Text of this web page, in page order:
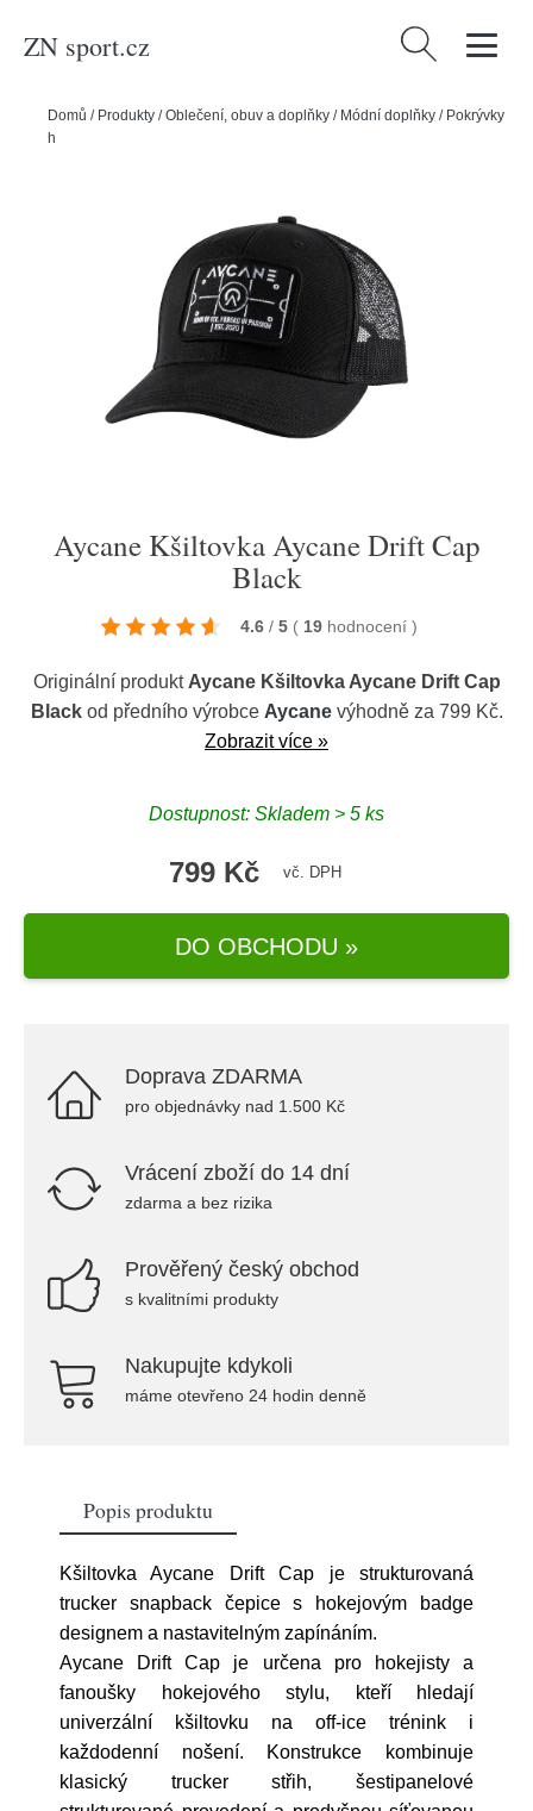
ZN sport.cz Vyhledávání
Domů / Produkty /Oblečení, obuv a doplňky / Módní doplňky / Pokrývky
hlavy
Aycane Kšiltovka Aycane Drift Cap
Black
4.6 / 5 ( 19 hodnocení )
Originální produkt Aycane Kšiltovka Aycane Drift Cap
Blackod předního výrobce Aycanevýhodně za 799 Kč.
Zobrazit více »
Dostupnost: Skladem > 5 ks
799 Kč vč. DPH
DO OBCHODU »
Doprava ZDARMA
pro objednávky nad 1.500 Kč
Vrácení zboží do 14 dní
zdarma a bez rizika
Prověřený český obchod
s kvalitními produkty
Nakupujte kdykoli
máme otevřeno 24 hodin denně
Popis produktu
Kšiltovka Aycane Drift Cap je strukturovaná
trucker snapback čepice s hokejovým badge
designem a nastavitelným zapínáním.
Aycane Drift Cap je určena pro hokejisty a
fanoušky hokejového stylu, kteří hledají
univerzální kšiltovku na off-ice trénink i
každodenní nošení. Konstrukce kombinuje
klasický trucker střih, šestipanelové